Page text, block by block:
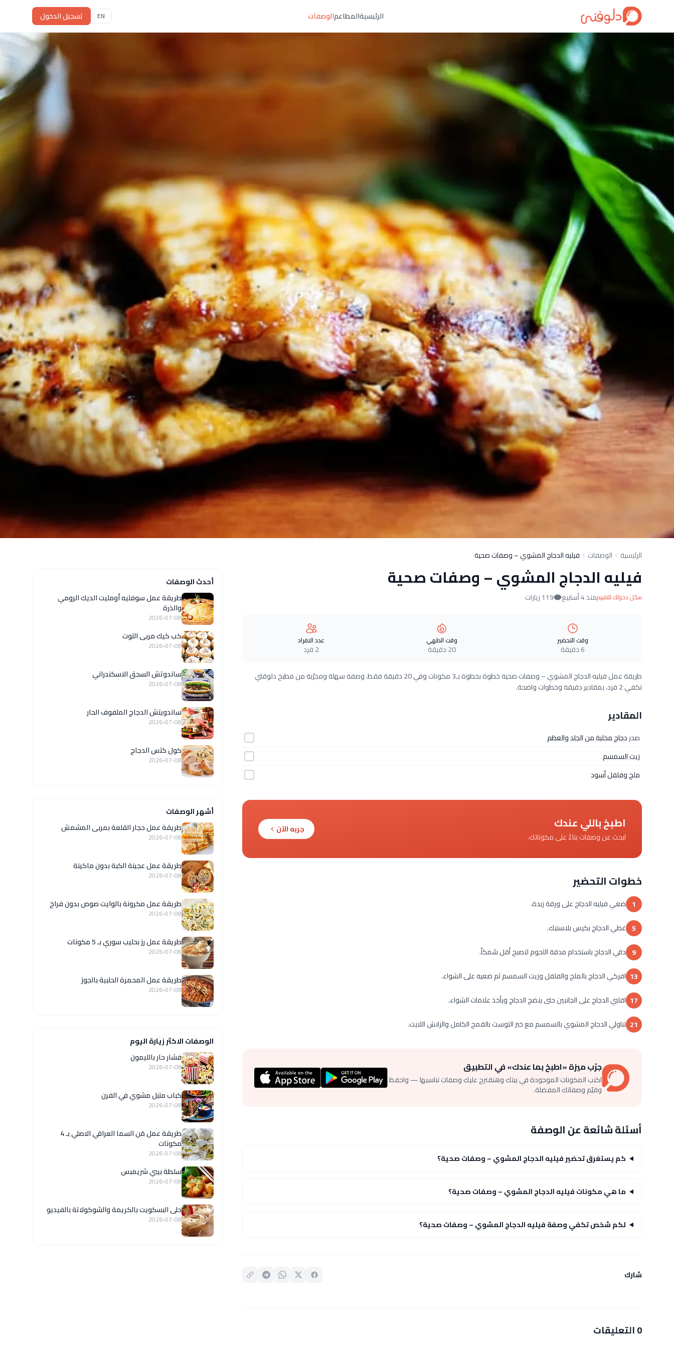
الرئيسيةالمطاعمالوصفات EN تسجيل الدخول
الرئيسية الوصفات فيليه الدجاج المشوي – وصفات صحية
فيليه الدجاج المشوي – وصفات صحية
سجّل دخولك للتقييممنذ 4 أسابيع 119 زيارات
وقت التحضير
6 دقيقة
وقت الطهي
20 دقيقة
عدد الافراد
2 فرد
طريقة عمل فيليه الدجاج المشوي – وصفات صحية خطوة بخطوة بـ3 مكونات وفي 20 دقيقة فقط. وصفة سهلة ومجرّبة من مطبخ دلوقتي
تكفي 2 فرد، بمقادير دقيقة وخطوات واضحة.
المقادير
صدردجاج مخلية من الجلد والعظم
زيت السمسم
ملح وفلفل أسود
اطبخ باللي عندك
ابحث عن وصفات بناءً على مكوناتك.
جربه الآن
خطوات التحضير
1 ضعي فيليه الدجاج على ورقة زبدة.
5 غطي الدجاج بكيس بلاستيك.
9 دقي الدجاج باستخدام مدقة اللحوم لتصبح أقل سُمكاً.
13 افركي الدجاج بالملح والفلفل وزيت السمسم ثم ضعيه على الشواء.
17 اقلبي الدجاج على الجانبين حتى ينضج الدجاج ويأخذ علامات الشواء.
21 تناولي الدجاج المشوي بالسمسم مع خبز التوست بالقمح الكامل والرانش اللايت.
جرّب ميزة «اطبخ بما عندك» في التطبيق
اكتب المكونات الموجودة في بيتك وهنقترح عليك وصفات تناسبها — واحفظ
وقيّم وصفاتك المفضلة.
أسئلة شائعة عن الوصفة
كم يستغرق تحضير فيليه الدجاج المشوي – وصفات صحية؟
ما هي مكونات فيليه الدجاج المشوي – وصفات صحية؟
لكم شخص تكفي وصفة فيليه الدجاج المشوي – وصفات صحية؟
شارك
0 التعليقات
أحدث الوصفات
طريقة عمل سوفليه أومليت الديك الرومي
والذرة
2026-07-08
كب كيك مربى التوت
2026-07-08
ساندوتش السجق الاسكندراني
2026-07-08
ساندويتش الدجاج الملفوف الحار
2026-07-08
كول كتس الدجاج
2026-07-08
أشهر الوصفات
طريقة عمل حجار القلعة بمربى المشمش
2026-07-08
طريقة عمل عجينة الكبة بدون ماكينة
2026-07-08
طريقة عمل مكرونة بالوايت صوص بدون فراخ
2026-07-08
طريقة عمل رز بحليب سوري بـ 5 مكونات
2026-07-08
طريقة عمل المحمرة الحلبية بالجوز
2026-07-08
الوصفات الاكثر زيارة اليوم
فشار حار بالليمون
2026-07-08
كباب متبل مشوي في الفرن
2026-07-08
طريقة عمل مَن السما العراقي الاصلي بـ 4
مكونات
2026-07-08
سلطة بيبي شريمبس
2026-07-08
حلى البسكويت بالكريمة والشوكولاتة بالفيديو
2026-07-08